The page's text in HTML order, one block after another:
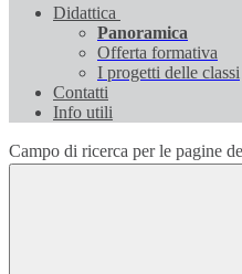
Didattica
Panoramica
Offerta formativa
I progetti delle classi
Contatti
Info utili
Campo di ricerca per le pagine